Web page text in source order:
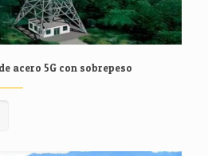
acero 5G con sobrepeso